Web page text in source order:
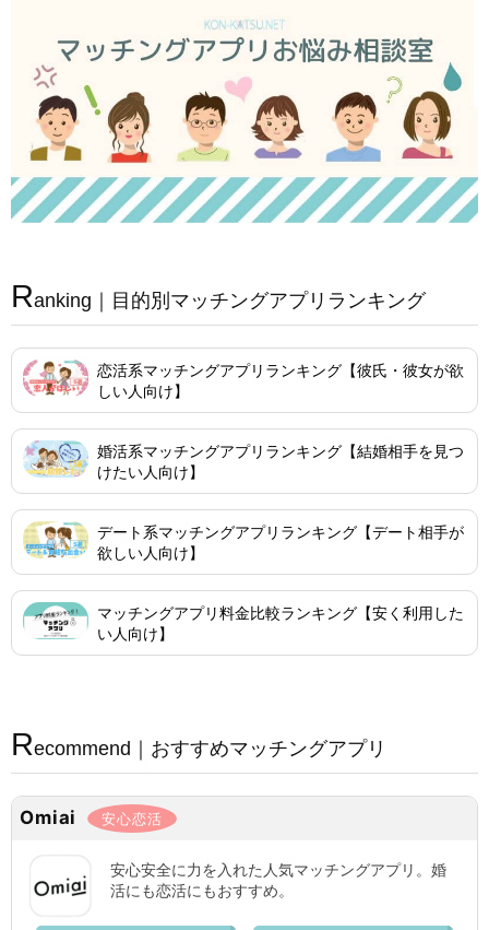
Ranking｜目的別マッチングアプリランキング
恋活系マッチングアプリランキング【彼氏・彼女が欲
しい人向け】
婚活系マッチングアプリランキング【結婚相手を見つ
けたい人向け】
デート系マッチングアプリランキング【デート相手が
欲しい人向け】
マッチングアプリ料金比較ランキング【安く利用した
い人向け】
Recommend｜おすすめマッチングアプリ
Omiai 安心恋活
安心安全に力を入れた人気マッチングアプリ。婚
活にも恋活にもおすすめ。